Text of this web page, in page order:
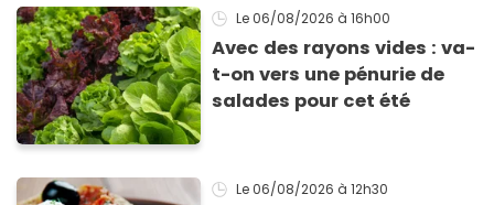
Le 06/08/2026 à 16h00
Avec des rayons vides : va-
t-on vers une pénurie de
salades pour cet été
Le 06/08/2026 à 12h30